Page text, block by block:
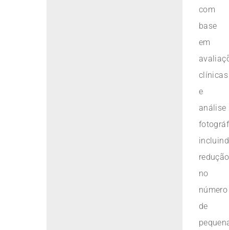
com
base
em
clínicas
e
análise
redução
no
número
de